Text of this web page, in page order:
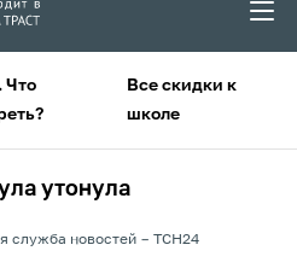
Что
Все скидки к
школе
утонула
служба новостей ТСН24